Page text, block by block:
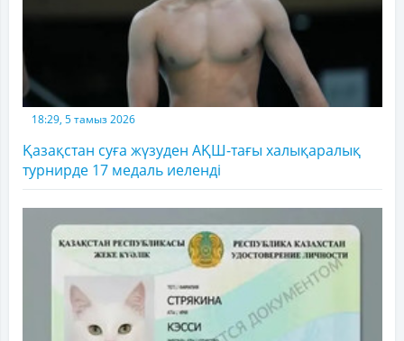
18:29, 5 тамыз 2026
Қазақстан суға жүзуден АҚШ-тағы халықаралық
турнирде 17 медаль иеленді